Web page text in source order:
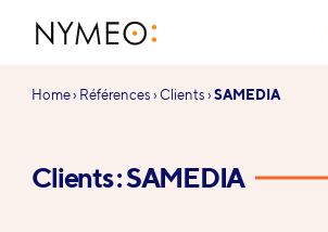
Vous
Home› Références›Clients›SAMEDIA
Clients : SAMEDIA